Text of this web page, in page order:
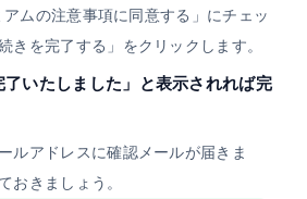
アムの注意事項に同意する」にチェッ
きを完了する」をクリックします。
了いたしました」と表示されれば完
ルアドレスに確認メールが届きま
おきましょう。